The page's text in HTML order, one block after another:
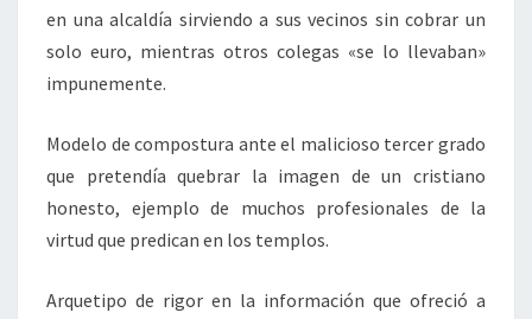
en una alcaldía sirviendo a sus vecinos sin cobrar un
solo euro, mientras otros colegas «se lo llevaban»
impunemente.
Modelo de compostura ante el malicioso tercer grado
que pretendía quebrar la imagen de un cristiano
honesto, ejemplo de muchos profesionales de la
virtud que predican en los templos.
Arquetipo de rigor en la información que ofreció a